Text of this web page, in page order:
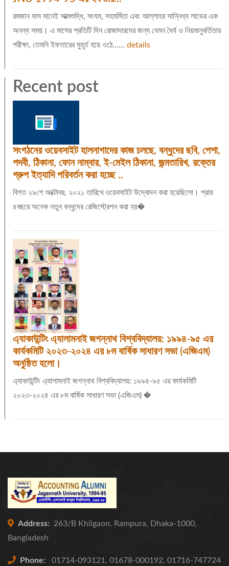
রমজান মাস মানেই আত্মশুদ্ধি, সংযম, সহমর্মিতা এবং আল্লাহর সান্নিধ্য লাভের এক
অনন্য সময়। এ মাসের প্রতিটি দিন রোজাদারদের জন্য যেমন ধৈর্য ও নিয়মানুবর্তিতার
পরীক্ষা, তেমনি ইফতারের মুহূর্ত হয়ে ওঠে...... details
Recent post
সংগঠনের ওয়েবসাইট হালনাগাদের কাজ চলছে, বন্ধুদের ছবি, পেশা,
পদবী, ঠিকানা, ফোন নাম্বার, ই-মেইল ঠিকানা, জন্মতারিখ, রক্তের
গ্রুপ ইত্যাদি পরিবর্তন করা হচ্ছে ..
বিগত ২৯শে অক্টোবর, ২০২১ তারিখে ওয়েবসাইট উদ্বোদন করা হয়েছিলো। প্রায়
৪বছরে অনেক নতুন বন্ধুদের রেজিস্ট্রেশন করা হয়�
এ্যাকাউন্টিং এ্যালামনাই জগন্নাথ বিশ্ববিদ্যালয়: ১৯৯৪-৯৫ এর
কার্যকমিটি ২০২৩-২০২৪ এর ৮ম বার্ষিক সাধারণ সভা (এজিএম)
অনুষ্ঠিত হলো।
এ্যাকাউন্টিং এ্যালামনাই জগন্নাথ বিশ্ববিদ্যালয়: ১৯৯৪-৯৫ এর কার্যকমিটি
২০২৩-২০২৪ এর ৮ম বার্ষিক সাধারণ সভা (এজিএম) �
Address:
263/B Khilgaon, Rampura, Dhaka-1000,
Bangladesh
Phone: 01714-093121, 01678-000192, 01716-747724